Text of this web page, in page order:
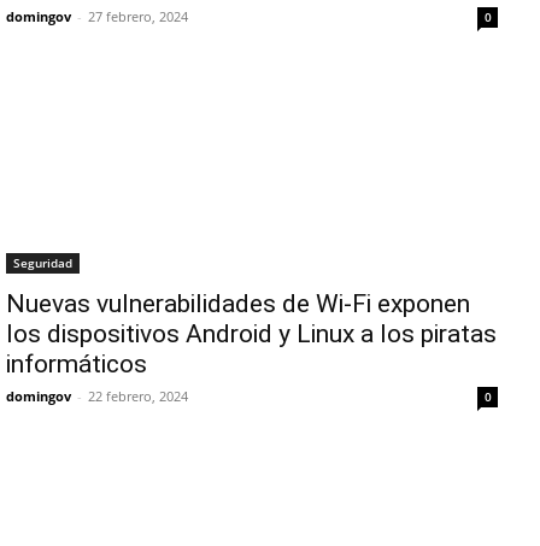
domingov - 27 febrero, 2024 0
Seguridad
Nuevas vulnerabilidades de Wi-Fi exponen
los dispositivos Android y Linux a los piratas
informáticos
domingov - 22 febrero, 2024 0